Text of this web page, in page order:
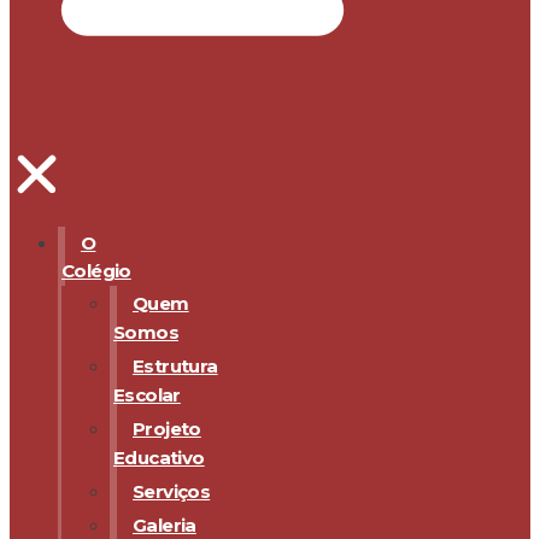
O
Colégio
Quem
Somos
Estrutura
Escolar
Projeto
Educativo
Serviços
Galeria